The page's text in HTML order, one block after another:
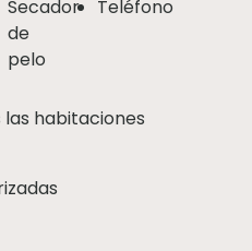
Secador
de
pelo
Teléfono
habitaciones